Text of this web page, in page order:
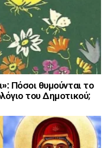
Πόσοι θυμούνται το
του Δημοτικού;